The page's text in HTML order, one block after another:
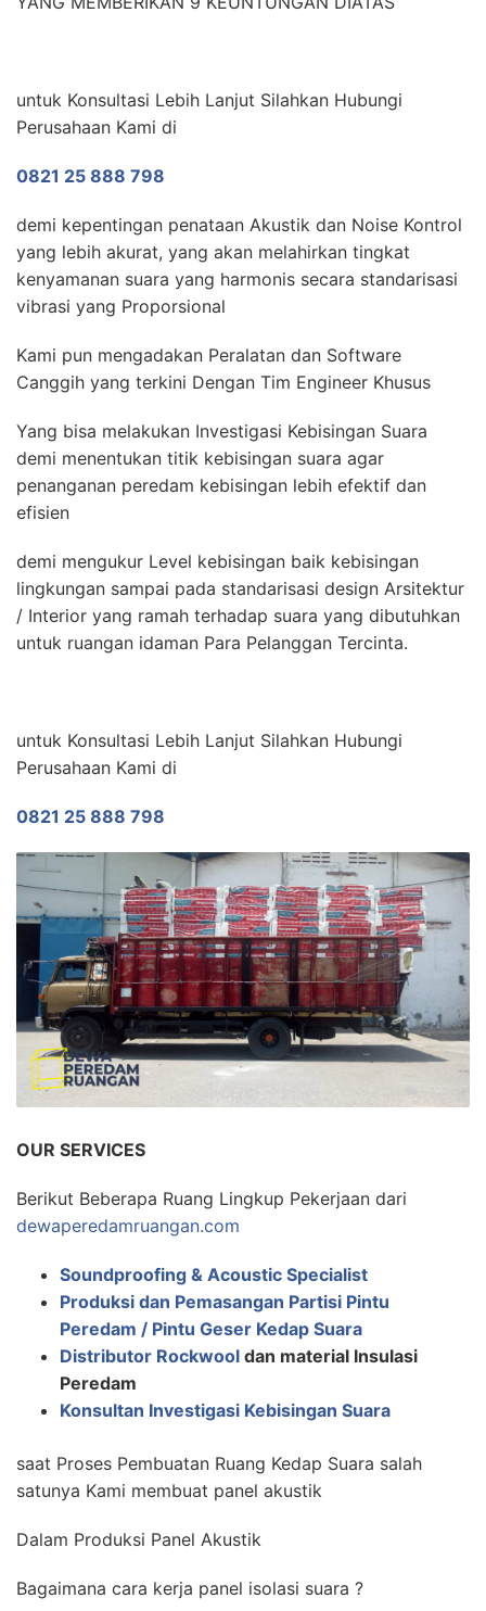
untuk Konsultasi Lebih Lanjut Silahkan Hubungi
Perusahaan Kami di
0821 25 888 798
demi kepentingan penataan Akustik dan Noise Kontrol
yang lebih akurat, yang akan melahirkan tingkat
kenyamanan suara yang harmonis secara standarisasi
vibrasi yang Proporsional
Kami pun mengadakan Peralatan dan Software
Canggih yang terkini Dengan Tim Engineer Khusus
Yang bisa melakukan Investigasi Kebisingan Suara
demi menentukan titik kebisingan suara agar
penanganan peredam kebisingan lebih efektif dan
efisien
demi mengukur Level kebisingan baik kebisingan
lingkungan sampai pada standarisasi design Arsitektur
/ Interior yang ramah terhadap suara yang dibutuhkan
untuk ruangan idaman Para Pelanggan Tercinta.
untuk Konsultasi Lebih Lanjut Silahkan Hubungi
Perusahaan Kami di
0821 25 888 798
OUR SERVICES
Berikut Beberapa Ruang Lingkup Pekerjaan dari
dewaperedamruangan.com
Soundproofing & Acoustic Specialist
Produksi dan Pemasangan Partisi Pintu
Peredam / Pintu Geser Kedap Suara
Distributor Rockwool dan material Insulasi
Peredam
Konsultan Investigasi Kebisingan Suara
saat Proses Pembuatan Ruang Kedap Suara salah
satunya Kami membuat panel akustik
Dalam Produksi Panel Akustik
Bagaimana cara kerja panel isolasi suara ?